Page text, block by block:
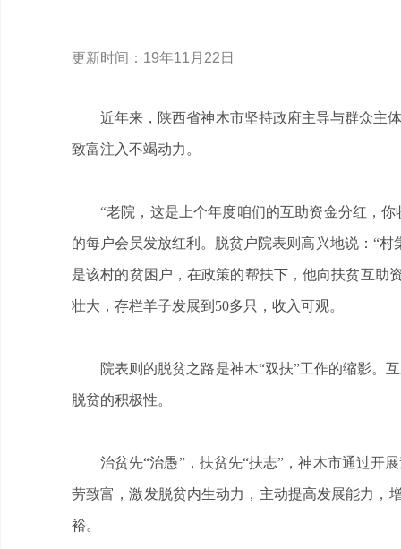
更新时间：19年11月22日
近年来，陕西省神木市坚持政府主导与群众主
致富注入不竭动力。
“老院，这是上个年度咱们的互助资金分红，
的每户会员发放红利。脱贫户院表则高兴地说：“
是该村的贫困户，在政策的帮扶下，他向扶贫互助
壮大，存栏羊子发展到50多只，收入可观。
院表则的脱贫之路是神木“双扶”工作的缩影。
脱贫的积极性。
治贫先“治愚”，扶贫先“扶志”，神木市通过开
劳致富，激发脱贫内生动力，主动提高发展能力，
裕。